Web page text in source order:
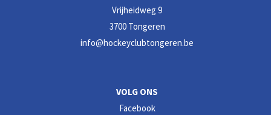
Vrijheidweg 9
3700 Tongeren
info@hockeyclubtongeren.be
VOLG ONS
Facebook